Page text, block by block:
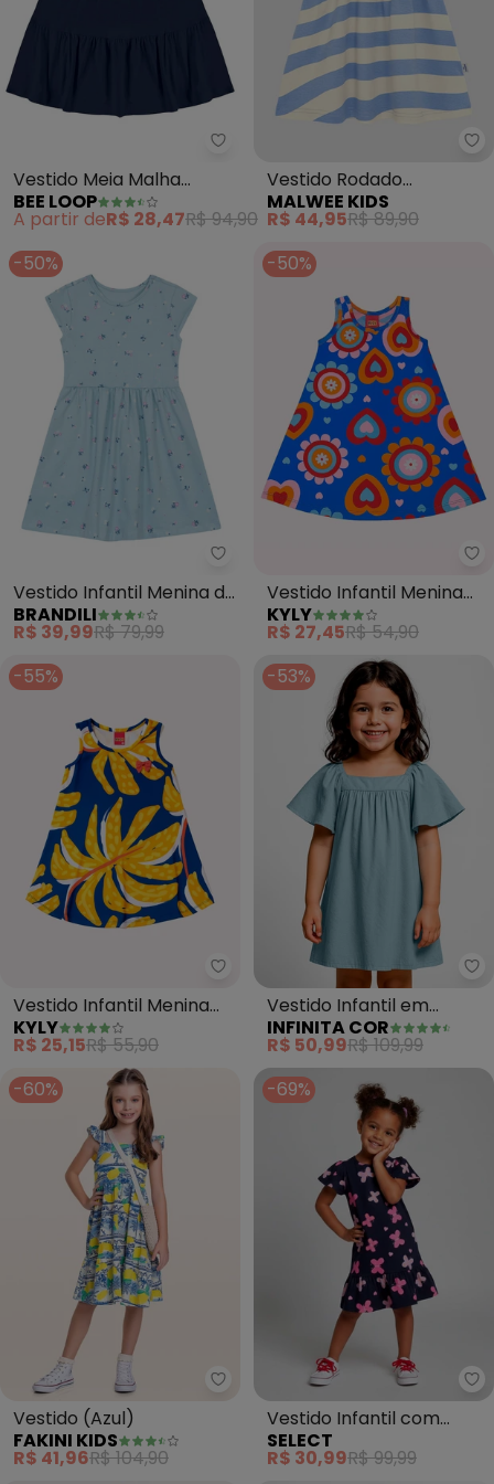
Bee Loop - Vestido Meia Malha
Vestido Meia Malha
Infantil (Azul)
BEE LOOP
A partir deR$ 28,47R$ 94,90
Vestido Rodado
Acinturado Listrado
(Azul)
MALWEE KIDS
R$ 44,95R$ 89,90
-50%
Brandili - Vestido Infantil
Vestido Infantil Menina de
Flores (Azul)
BRANDILI
R$ 39,99R$ 79,99
-50%
Vestido Infantil Menina
Flores (Azul)
KYLY
R$ 27,45R$ 54,90
-55%
Kyly - Vestido Infantil Menina
Vestido Infantil Menina
Estampado (Azul)
KYLY
R$ 25,15R$ 55,90
-53%
Vestido Infantil em
Viscose (Azul)
INFINITA COR
R$ 50,99R$ 109,99
-60%
Fakini Kids - Vestido (Azul)
Vestido (Azul)
FAKINI KIDS
R$ 41,96R$ 104,90
-69%
Vestido Infantil com
Babado Franzido (Azul)
SELECT
R$ 30,99R$ 99,99